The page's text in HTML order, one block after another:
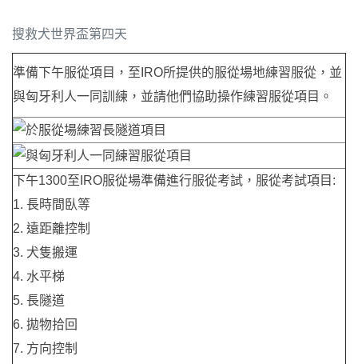
搜救犬世界盃第四天
準備下午服從項目，至IRO所提供的服從場地練習服從，並
與匈牙利人一同訓練，並請他們協助操作練習服從項目。
下午1300至IRO服從場準備進行服從考試，服從考試項目:
1. 長時間臥等
2. 遠距離控制
3. 犬隻搬運
4. 水平梯
5. 長隧道
6. 拋物拾回
7. 方向控制